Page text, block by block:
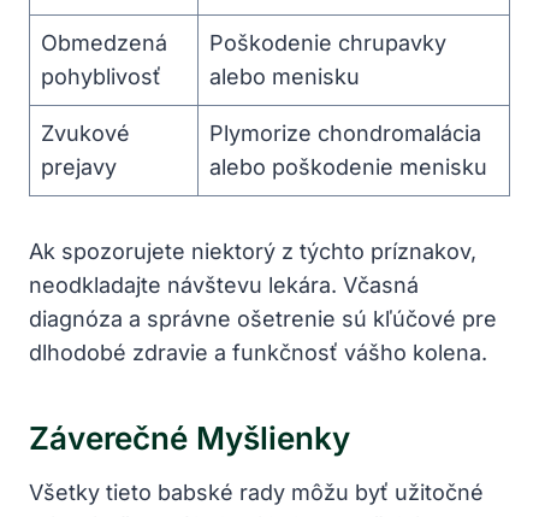
Obmedzená
pohyblivosť
Poškodenie chrupavky
alebo menisku
Zvukové
prejavy
Plymorize chondromalácia
alebo poškodenie menisku
Ak spozorujete niektorý z týchto príznakov,
neodkladajte návštevu lekára. Včasná
diagnóza a správne ošetrenie sú kľúčové pre
dlhodobé zdravie a funkčnosť vášho kolena.
Záverečné Myšlienky
Všetky tieto babské rady môžu byť užitočné